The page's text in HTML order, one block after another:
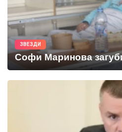
ЗВЕЗДИ
Софи Маринова